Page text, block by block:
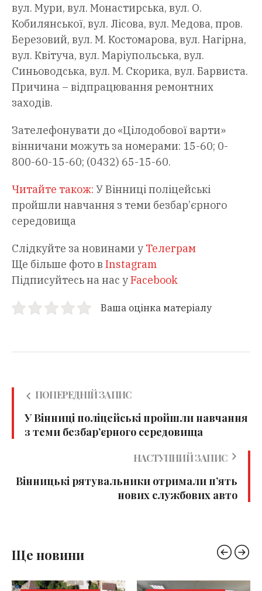
вул. Мури, вул. Монастирська, вул. О.
Кобилянської, вул. Лісова, вул. Медова, пров.
Березовий, вул. М. Костомарова, вул. Нагірна,
вул. Квітуча, вул. Маріупольська, вул.
Синьоводська, вул. М. Скорика, вул. Барвиста.
Причина – відпрацювання ремонтних
заходів.
Зателефонувати до «Цілодобової варти»
вінничани можуть за номерами: 15-60; 0-
800-60-15-60; (0432) 65-15-60.
Читайте також: У Вінниці поліцейські
пройшли навчання з теми безбар’єрного
середовища
Слідкуйте за новинами у Телеграм
Ще більше фото в Instagram
Підписуйтесь на нас уFacebook
Ваша оцінка матеріалу
ПОПЕРЕДНІЙ ЗАПИС
У Вінниці поліцейські пройшли навчання
з теми безбар’єрного середовища
НАСТУПНИЙ ЗАПИС
Вінницькі рятувальники отримали п’ять
нових службових авто
Ще новини